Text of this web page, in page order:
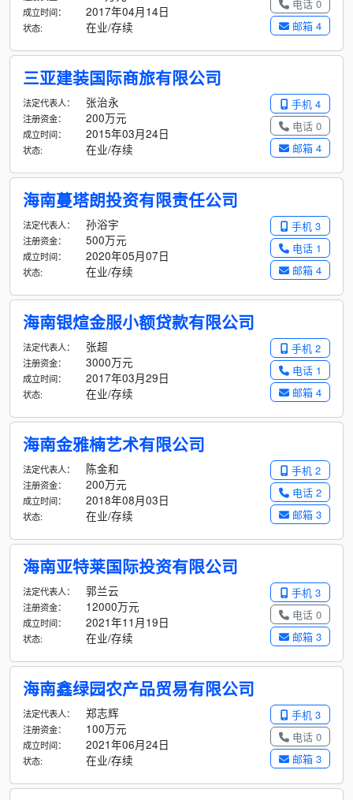
电话 0
邮箱 4
成立时间： 2017年04月14日
状态: 在业/存续
三亚建装国际商旅有限公司
手机 4
电话 0
邮箱 4
法定代表人： 张治永
注册资金： 200万元
成立时间： 2015年03月24日
状态: 在业/存续
海南蔓塔朗投资有限责任公司
手机 3
电话 1
邮箱 4
法定代表人： 孙浴宇
注册资金： 500万元
成立时间： 2020年05月07日
状态: 在业/存续
海南银煊金服小额贷款有限公司
手机 2
电话 1
邮箱 4
法定代表人： 张超
注册资金： 3000万元
成立时间： 2017年03月29日
状态: 在业/存续
海南金雅楠艺术有限公司
手机 2
电话 2
邮箱 3
法定代表人： 陈金和
注册资金： 200万元
成立时间： 2018年08月03日
状态: 在业/存续
海南亚特莱国际投资有限公司
手机 3
电话 0
邮箱 3
法定代表人： 郭兰云
注册资金： 12000万元
成立时间： 2021年11月19日
状态: 在业/存续
海南鑫绿园农产品贸易有限公司
手机 3
电话 0
邮箱 3
法定代表人： 郑志辉
注册资金： 100万元
成立时间： 2021年06月24日
状态: 在业/存续